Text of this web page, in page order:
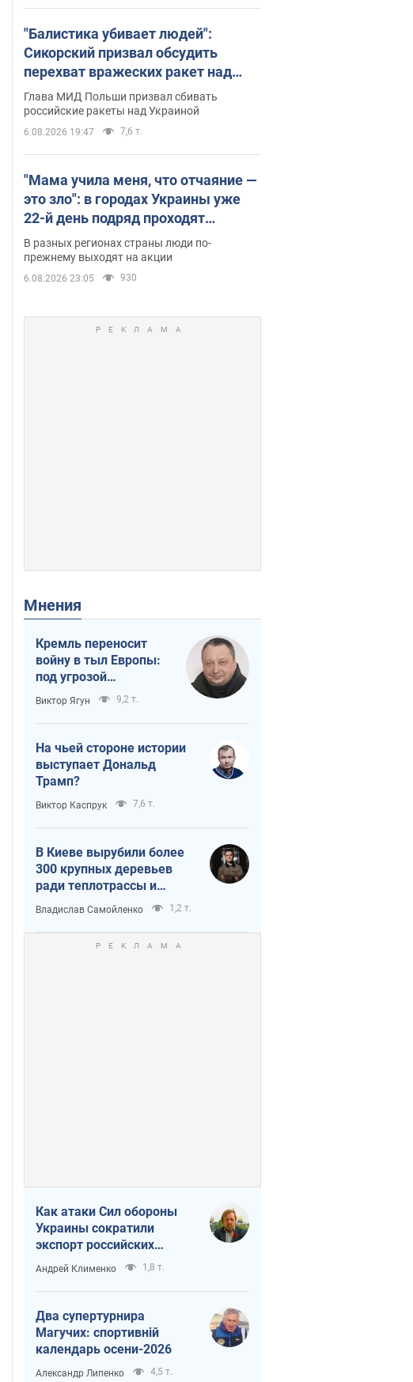
"Балистика убивает людей":
Сикорский призвал обсудить
перехват вражеских ракет над
Украиной
Глава МИД Польши призвал сбивать
российские ракеты над Украиной
6.08.2026 19:47 7,6 т.
"Мама учила меня, что отчаяние —
это зло": в городах Украины уже
22-й день подряд проходят
массовые митинги за
возвращение Федорова. Фото и
видео
В разных регионах страны люди по-
прежнему выходят на акции
6.08.2026 23:05 930
Мнения
Кремль переносит
войну в тыл Европы:
под угрозой
критическая
логистика
Виктор Ягун 9,2 т.
На чьей стороне истории
выступает Дональд
Трамп?
Виктор Каспрук 7,6 т.
В Киеве вырубили более
300 крупных деревьев
ради теплотрассы и
вопреки Генплану
Владислав Самойленко 1,2 т.
Как атаки Сил обороны
Украины сократили
экспорт российских
нефтепродуктов
Андрей Клименко 1,8 т.
Два супертурнира
Магучих: спортивній
календарь осени-2026
Александр Липенко 4,5 т.